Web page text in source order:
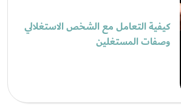
كيفية التعامل مع الشخص الاستغلالي
وصفات المستغلين